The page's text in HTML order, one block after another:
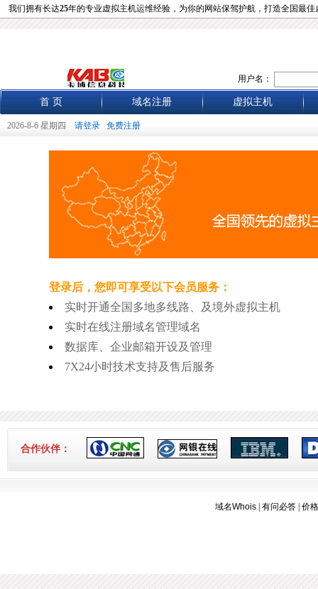
我们拥有长达25年的专业虚拟主机运维经验，为你的网站保驾护航，打造全国最佳
用户名：
首 页 域名注册 虚拟主机
2026-8-6 星期四 请登录 免费注册
登录后，您即可享受以下会员服务：
实时开通全国多地多线路、及境外虚拟主机
实时在线注册域名管理域名
数据库、企业邮箱开设及管理
7X24小时技术支持及售后服务
合作伙伴：
域名Whois 有问必答 价